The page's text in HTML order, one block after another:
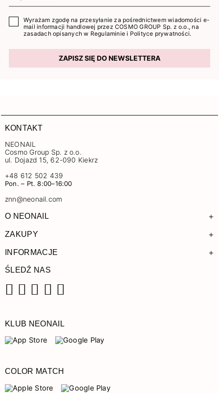
Wyrażam zgodę na przesyłanie za pośrednictwem wiadomości e-
mail informacji handlowej przez COSMO GROUP Sp. z o.o., na
zasadach opisanych w Regulaminie i Polityce prywatności.
ZAPISZ SIĘ DO NEWSLETTERA
KONTAKT
NEONAIL
Cosmo Group Sp. z o.o.
ul. Dojazd 15, 62-090 Kiekrz
+48 612 502 439
Pon. – Pt. 8:00–16:00
znn@neonail.com
O NEONAIL +
ZAKUPY +
INFORMACJE +
ŚLEDŹ NAS
KLUB NEONAIL
COLOR MATCH